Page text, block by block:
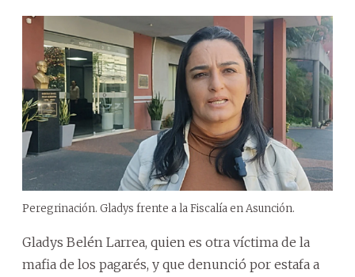
Peregrinación. Gladys frente a la Fiscalía en Asunción.
Gladys Belén Larrea, quien es otra víctima de la
mafia de los pagarés, y que denunció por estafa a